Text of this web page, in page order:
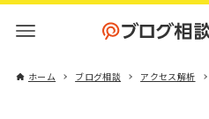
ホーム ブログ相談 アクセス解析